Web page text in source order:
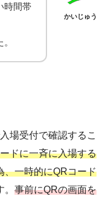
かいじゅう
時間帯
場受付で確認するこ
ドに一斉に入場する
、一時的にQRコード
事前にQRの画面を